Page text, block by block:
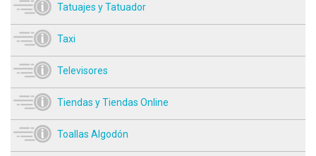
Tatuajes y Tatuador
Taxi
Televisores
Tiendas y Tiendas Online
Toallas Algodón